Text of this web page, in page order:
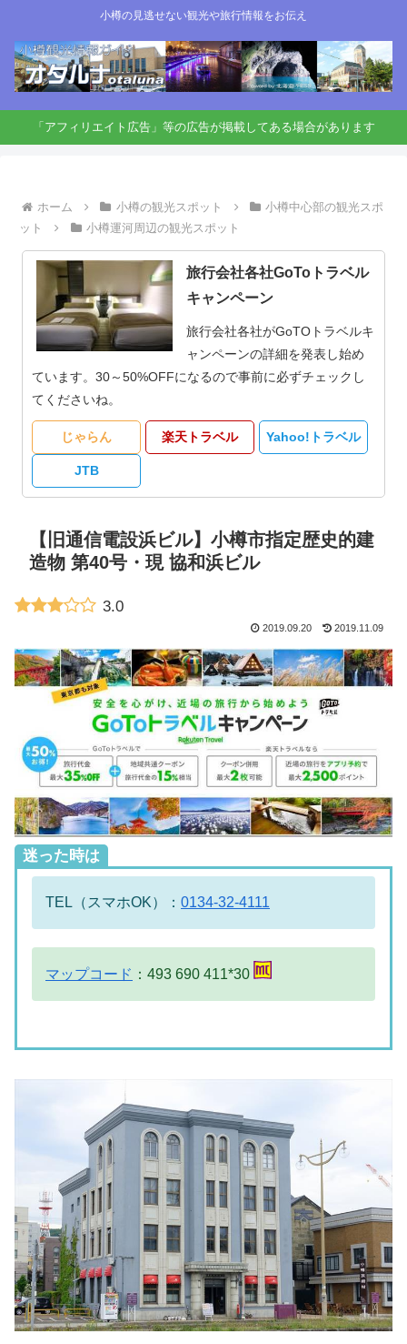
小樽の見逃せない観光や旅行情報をお伝え
「アフィリエイト広告」等の広告が掲載してある場合があります
ホーム 小樽の観光スポット
小樽中心部の観光スポ
ット
小樽運河周辺の観光スポット
旅行会社各社GoToトラベル
キャンペーン
旅行会社各社がGoTOトラベルキ
ャンペーンの詳細を発表し始め
ています。30～50%OFFになるので事前に必ずチェックし
てくださいね。
じゃらん 楽天トラベル Yahoo!トラベル
JTB
【旧通信電設浜ビル】小樽市指定歴史的建
造物 第40号・現 協和浜ビル
3.0
2019.09.20 2019.11.09
迷った時は
TEL（スマホOK）： 0134-32-4111
マップコード ：493 690 411*30